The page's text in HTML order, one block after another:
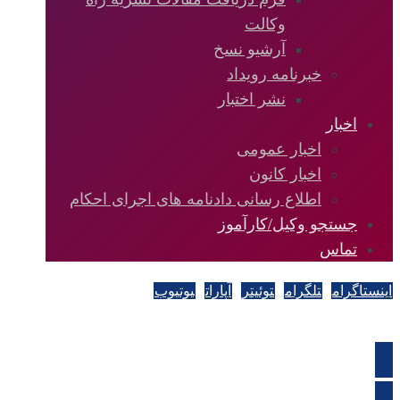
وکالت
آرشیو نسخ
خبرنامه رویداد
نشر اختبار
اخبار
اخبار عمومی
اخبار کانون
اطلاع رسانی دادنامه های اجرای احکام
جستجو وکیل/کارآموز
تماس
اینستاگرام تلگرام توئیتر آپارات یوتیوب